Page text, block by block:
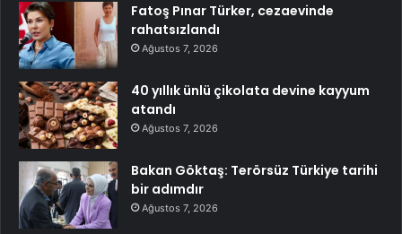
Fatoş Pınar Türker, cezaevinde
rahatsızlandı
Ağustos 7, 2026
40 yıllık ünlü çikolata devine kayyum
atandı
Ağustos 7, 2026
Bakan Göktaş: Terörsüz Türkiye tarihi
bir adımdır
Ağustos 7, 2026